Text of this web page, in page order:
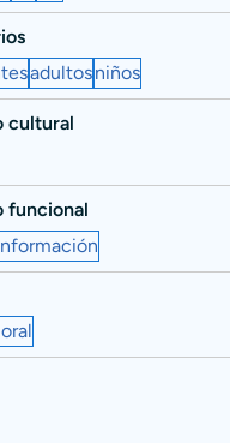
adultosniños
cultural
funcional